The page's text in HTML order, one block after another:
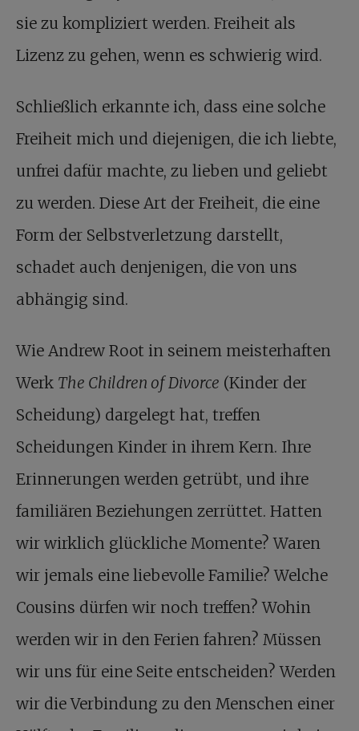
sie zu kompliziert werden. Freiheit als
Lizenz zu gehen, wenn es schwierig wird.
Schließlich erkannte ich, dass eine solche
Freiheit mich und diejenigen, die ich liebte,
unfrei dafür machte, zu lieben und geliebt
zu werden. Diese Art der Freiheit, die eine
Form der Selbstverletzung darstellt,
schadet auch denjenigen, die von uns
abhängig sind.
Wie Andrew Root in seinem meisterhaften
Werk The Children of Divorce (Kinder der
Scheidung) dargelegt hat, treffen
Scheidungen Kinder in ihrem Kern. Ihre
Erinnerungen werden getrübt, und ihre
familiären Beziehungen zerrüttet. Hatten
wir wirklich glückliche Momente? Waren
wir jemals eine liebevolle Familie? Welche
Cousins dürfen wir noch treffen? Wohin
werden wir in den Ferien fahren? Müssen
wir uns für eine Seite entscheiden? Werden
wir die Verbindung zu den Menschen einer